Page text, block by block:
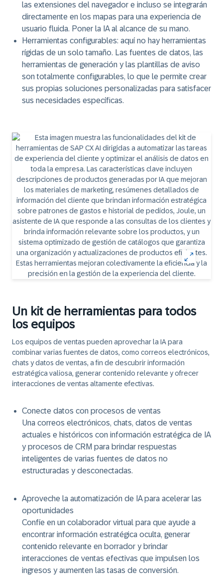
las extensiones del navegador e incluso se integrarán
directamente en los mapas para una experiencia de
usuario fluida. Poner la IA al alcance de su mano.
Herramientas configurables: aquí no hay herramientas
rígidas de un solo tamaño. Las fuentes de datos, las
herramientas de generación y las plantillas de aviso
son totalmente configurables, lo que le permite crear
sus propias soluciones personalizadas para satisfacer
sus necesidades específicas.
Un kit de herramientas para todos
los equipos
Los equipos de ventas pueden aprovechar la IA para
combinar varias fuentes de datos, como correos electrónicos,
chats y datos de ventas, a fin de descubrir información
estratégica valiosa, generar contenido relevante y ofrecer
interacciones de ventas altamente efectivas.
Conecte datos con procesos de ventas
Una correos electrónicos, chats, datos de ventas
actuales e históricos con información estratégica de IA
y procesos de CRM para brindar respuestas
inteligentes de varias fuentes de datos no
estructuradas y desconectadas.
Aproveche la automatización de IA para acelerar las
oportunidades
Confíe en un colaborador virtual para que ayude a
encontrar información estratégica oculta, generar
contenido relevante en borrador y brindar
interacciones de ventas efectivas que impulsen los
ingresos y aumenten las tasas de conversión.